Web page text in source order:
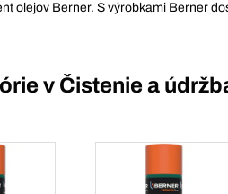
olejov Berner. S výrobkami Berner
v Čistenie a